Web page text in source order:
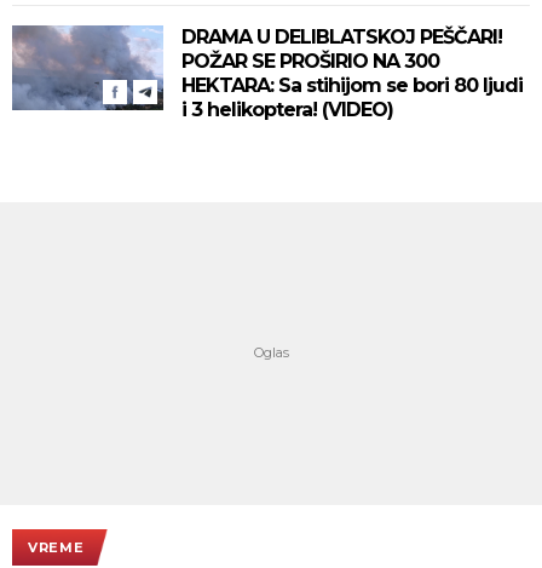
DRAMA U DELIBLATSKOJ PEŠČARI!
POŽAR SE PROŠIRIO NA 300
HEKTARA: Sa stihijom se bori 80 ljudi
i 3 helikoptera! (VIDEO)
VREME